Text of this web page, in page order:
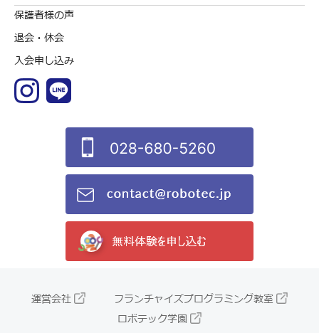
保護者様の声
退会・休会
入会申し込み
運営会社
フランチャイズプログラミング教室
ロボテック学園